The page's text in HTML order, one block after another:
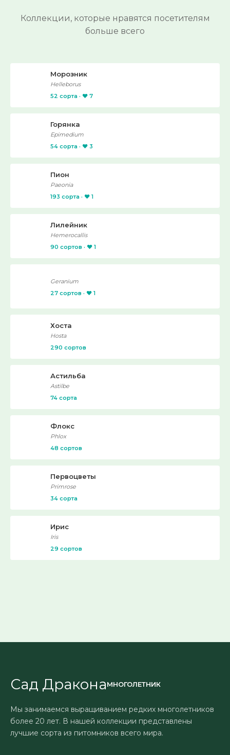
Коллекции, которые нравятся посетителям
больше всего
Морозник
Helleborus
52 сорта · ❤️ 7
Горянка
Epimedium
54 сорта · ❤️ 3
Пион
Paeonia
193 сорта · ❤️ 1
Лилейник
Hemerocallis
90 сортов · ❤️ 1
Geranium
27 сортов · ❤️ 1
Хоста
Hosta
290 сортов
Астильба
Astilbe
74 сорта
Флокс
Phlox
48 сортов
Первоцветы
Primrose
34 сорта
Ирис
Iris
29 сортов
Сад ДраконаМНОГОЛЕТНИК
Мы занимаемся выращиванием редких многолетников
более 20 лет. В нашей коллекции представлены
лучшие сорта из питомников всего мира.